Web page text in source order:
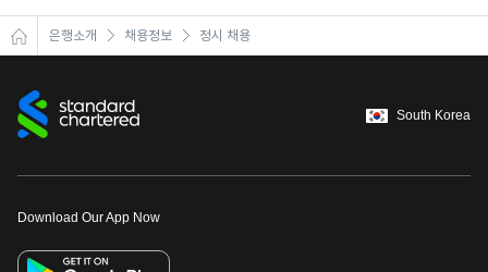
은행소개 채용정보 정시 채용
South Korea
Download Our App Now